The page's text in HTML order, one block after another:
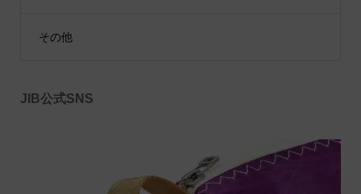
その他
JIB公式SNS